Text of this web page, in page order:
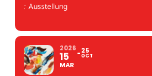
: Ausstellung
2026
15
MAR
25
OCT